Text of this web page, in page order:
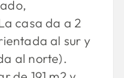
casa da a 2
al sur y
al norte).